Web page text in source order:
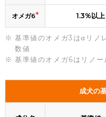
オメガ6* 1.3%以上
基準値のオメガ3はαリノ
数値
基準値のオメガ6はリノー
成犬の